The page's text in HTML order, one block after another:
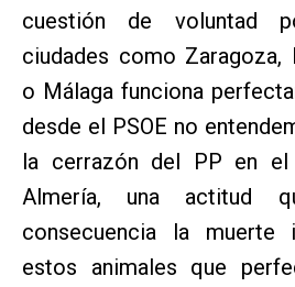
cuestión de voluntad
ciudades como Zaragoza,
o Málaga funciona
desde el PSOE no
la cerrazón del PP en el
Almería, una actitud
consecuencia la muerte
estos animales que